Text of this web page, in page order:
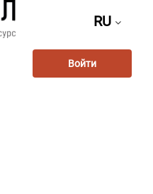
RU
Войти